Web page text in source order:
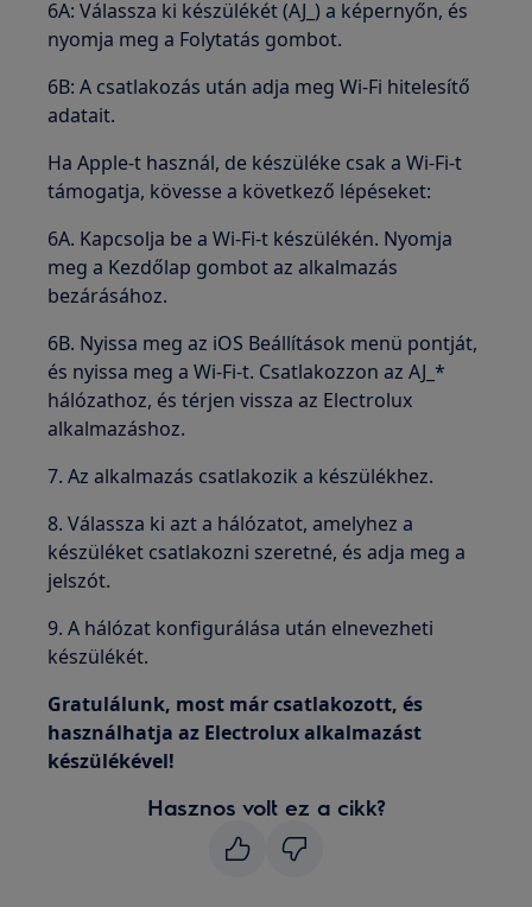
6A: Válassza ki készülékét (AJ_) a képernyőn, és
nyomja meg a Folytatás gombot.
6B: A csatlakozás után adja meg Wi-Fi hitelesítő
adatait.
Ha Apple-t használ, de készüléke csak a Wi-Fi-t
támogatja, kövesse a következő lépéseket:
6A. Kapcsolja be a Wi-Fi-t készülékén. Nyomja
meg a Kezdőlap gombot az alkalmazás
bezárásához.
6B. Nyissa meg az iOS Beállítások menü pontját,
és nyissa meg a Wi-Fi-t. Csatlakozzon az AJ_*
hálózathoz, és térjen vissza az Electrolux
alkalmazáshoz.
7. Az alkalmazás csatlakozik a készülékhez.
8. Válassza ki azt a hálózatot, amelyhez a
készüléket csatlakozni szeretné, és adja meg a
jelszót.
9. A hálózat konfigurálása után elnevezheti
készülékét.
Gratulálunk, most már csatlakozott, és
használhatja az Electrolux alkalmazást
készülékével!
Hasznos volt ez a cikk?